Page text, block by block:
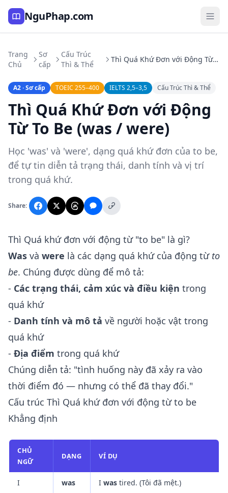
NguPhap.com
Trang
Chủ
Sơ
cấp
Cấu Trúc
Thì & Thể
Thì Quá Khứ Đơn với Động Từ To Be (was / were)
A2 · Sơ cấp TOEIC 255–400 IELTS 2,5–3,5 Cấu Trúc Thì & Thể
Thì Quá Khứ Đơn với Động
Từ To Be (was / were)
Học 'was' và 'were', dạng quá khứ đơn của to be,
để tự tin diễn tả trạng thái, danh tính và vị trí
trong quá khứ.
Share:
Thì Quá khứ đơn với động từ "to be" là gì?
Was và were là các dạng quá khứ của động từ to
be. Chúng được dùng để mô tả:
- Các trạng thái, cảm xúc và điều kiện trong
quá khứ
- Danh tính và mô tả về người hoặc vật trong
quá khứ
- Địa điểm trong quá khứ
Chúng diễn tả: "tình huống này đã xảy ra vào
thời điểm đó — nhưng có thể đã thay đổi."
Cấu trúc Thì Quá khứ đơn với động từ to be
Khẳng định
CHỦ
NGỮ
DẠNG VÍ DỤ
I was I was tired. (Tôi đã mệt.)